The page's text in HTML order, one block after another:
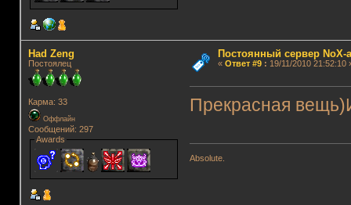
Had Zeng
Постоялец
Карма: 33
Оффлайн
Сообщений: 297
Awards
Постоянный сервер NoX-а
« Ответ #9: 19/11/2010 21:52:10
Прекрасная
Absolute.